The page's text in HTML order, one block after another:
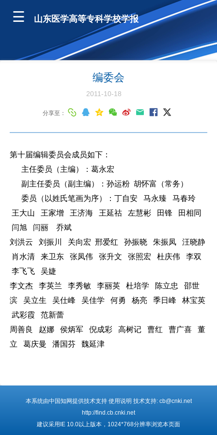
山东医学高等专科学校学报
编委会
2011-10-18
分享至：
第十届编辑委员会成员如下：
主任委员（主编）：葛永宏
副主任委员（副主编）：孙运粉 胡怀富（常务）
委员（以姓氏笔画为序）：丁自安 马永臻 马春玲
王大山 王家增 王济海 王延祜 左慧彬 田锋 田相同
闫旭 闫丽 乔斌
刘洪云 刘振川 关向宏 邢爱红 孙振晓 朱振凤 汪晓静
肖水清 来卫东 张凤伟 张升文 张照宏 杜庆伟 李双
李飞飞 吴婕
李文杰 李英兰 李秀敏 李丽英 杜培学 陈立忠 邵世
滨 吴立生 吴仕峰 吴佳学 何勇 杨亮 季日峰 林宝英
武彩霞 范新蕾
周善良 赵娜 侯炳军 倪成彩 高树记 曹红 曹广喜 董
立 葛庆曼 潘国芬 魏延津
本系统由中国知网提供技术支持 使用说明 技术支持: cb@cnki.net
http://find.cb.cnki.net
建议采用IE 10.0以上版本，1024*768分辨率浏览本页面